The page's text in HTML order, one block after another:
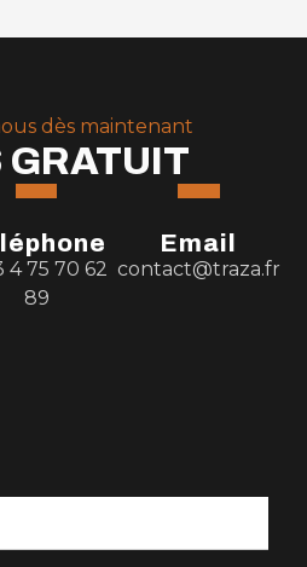
dès maintenant
GRATUIT
4 75 70 62
89
Email
contact@traza.fr